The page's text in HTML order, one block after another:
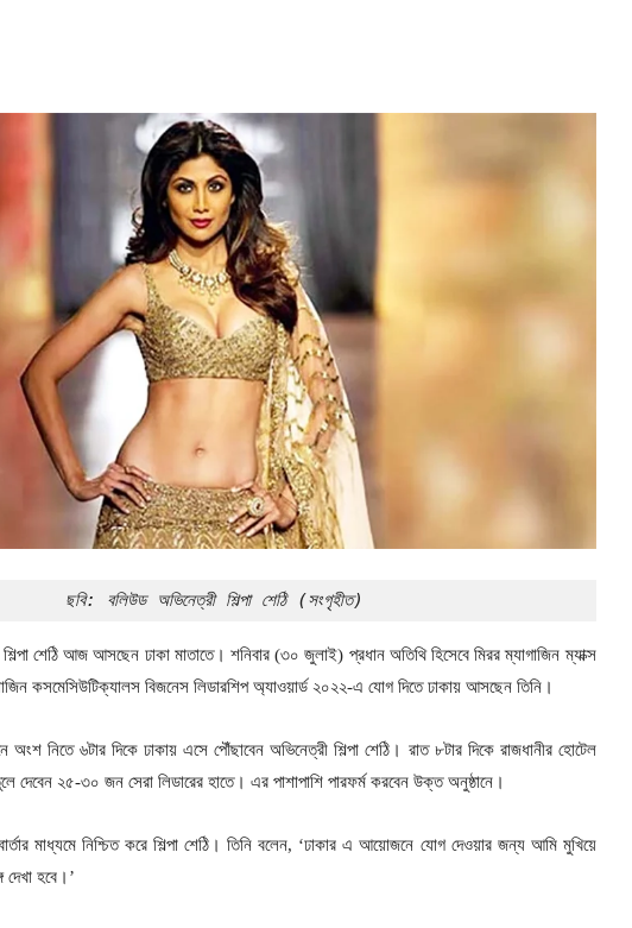
ছবি: বলিউড অভিনেত্রী শিল্পা শেঠি (সংগৃহীত)
শেঠি আজ আসছেন ঢাকা মাতাতে। শনিবার (৩০ জুলাই) প্রধান অতিথি হিসেবে মিরর ম্যাগাজিন ম্যাক্স
কসমেসিউটিক্যালস বিজনেস লিডারশিপ অ্যাওয়ার্ড ২০২২-এ যোগ দিতে ঢাকায় আসছেন তিনি।
অংশ নিতে ৬টার দিকে ঢাকায় এসে পৌঁছাবেন অভিনেত্রী শিল্পা শেঠি। রাত ৮টার দিকে রাজধানীর হোটেল
দেবেন ২৫-৩০ জন সেরা লিডারের হাতে। এর পাশাপাশি পারফর্ম করবেন উক্ত অনুষ্ঠানে।
মাধ্যমে নিশ্চিত করে শিল্পা শেঠি। তিনি বলেন, ‘ঢাকার এ আয়োজনে যোগ দেওয়ার জন্য আমি মুখিয়ে
হবে।’